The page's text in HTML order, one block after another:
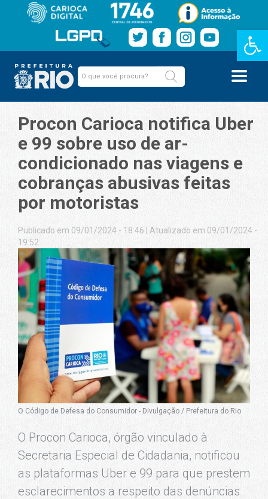
Barra de
Procon Carioca notifica Uber
e 99 sobre uso de ar-
condicionado nas viagens e
cobranças abusivas feitas
por motoristas
Publicado em 09/01/2024 - 18:46
Atualizado em 09/01/2024 -
19:52
O Código de Defesa do Consumidor - Divulgação / Prefeitura do Rio
O Procon Carioca, órgão vinculado à
Secretaria Especial de Cidadania, notificou
as plataformas Uber e 99 para que prestem
esclarecimentos a respeito das denúncias